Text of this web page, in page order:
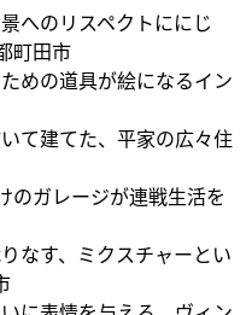
へのリスペクトににじ
町田市
めの道具が絵になるイン
て建てた、平家の広々住
のガレージが連戦生活を
なす、ミクスチャーとい